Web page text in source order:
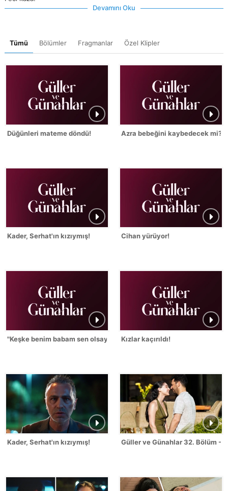
Devamını Oku
Tümü Bölümler Fragmanlar Özel Klipler
Düğünleri mateme döndü! Azra bebeğini kaybedecek mi?
Kader, Serhat'ın kızıymış! Cihan yürüyor!
"Keşke benim babam sen olsaydın!"Kızlar kaçırıldı!
Kader, Serhat'ın kızıymış! Güller ve Günahlar 32. Bölüm -